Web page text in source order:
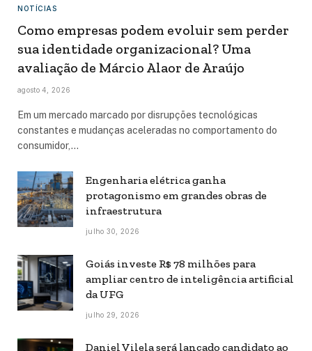
NOTÍCIAS
Como empresas podem evoluir sem perder
sua identidade organizacional? Uma
avaliação de Márcio Alaor de Araújo
agosto 4, 2026
Em um mercado marcado por disrupções tecnológicas
constantes e mudanças aceleradas no comportamento do
consumidor,…
Engenharia elétrica ganha
protagonismo em grandes obras de
infraestrutura
julho 30, 2026
Goiás investe R$ 78 milhões para
ampliar centro de inteligência artificial
da UFG
julho 29, 2026
Daniel Vilela será lançado candidato ao